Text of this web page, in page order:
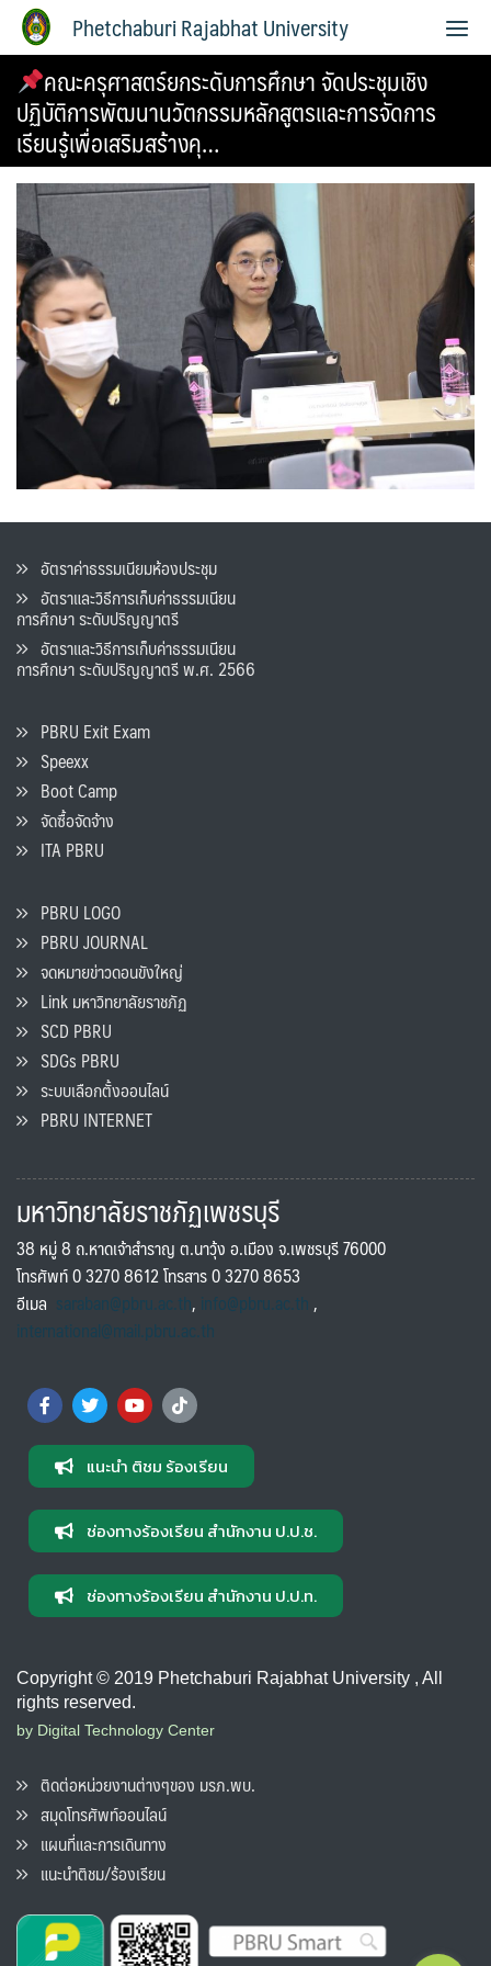
Phetchaburi Rajabhat University
คณะครุศาสตร์ยกระดับการศึกษา จัดประชุมเชิง
ปฏิบัติการพัฒนานวัตกรรมหลักสูตรและการจัดการ
เรียนรู้เพื่อเสริมสร้างคุ…
อัตราค่าธรรมเนียมห้องประชุม
อัตราและวิธีการเก็บค่าธรรมเนียน
การศึกษา ระดับปริญญาตรี
อัตราและวิธีการเก็บค่าธรรมเนียน
การศึกษา ระดับปริญญาตรี พ.ศ. 2566
PBRU Exit Exam
Speexx
Boot Camp
จัดซื้อจัดจ้าง
ITA PBRU
PBRU LOGO
PBRU JOURNAL
จดหมายข่าวดอนขังใหญ่
Link มหาวิทยาลัยราชภัฏ
SCD PBRU
SDGs PBRU
ระบบเลือกตั้งออนไลน์
PBRU INTERNET
มหาวิทยาลัยราชภัฏเพชรบุรี
38 หมู่ 8 ถ.หาดเจ้าสำราญ ต.นาวุ้ง อ.เมือง จ.เพชรบุรี 76000
โทรศัพท์ 0 3270 8612 โทรสาร 0 3270 8653
อีเมล saraban@pbru.ac.th, info@pbru.ac.th,
international@mail.pbru.ac.th
แนะนำ ติชม ร้องเรียน
ช่องทางร้องเรียน สำนักงาน ป.ป.ช.
ช่องทางร้องเรียน สำนักงาน ป.ป.ท.
Copyright © 2019 Phetchaburi Rajabhat University , All
rights reserved.
by Digital Technology Center
ติดต่อหน่วยงานต่างๆของ มรภ.พบ.
สมุดโทรศัพท์ออนไลน์
แผนที่และการเดินทาง
แนะนำติชม/ร้องเรียน